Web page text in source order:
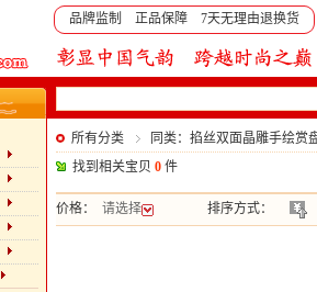
品牌监制 正品保障 7天无理由退换货
所有分类
同类：掐丝双面晶雕手绘赏
找到相关宝贝 0 件
价格： 请选择 排序方式：